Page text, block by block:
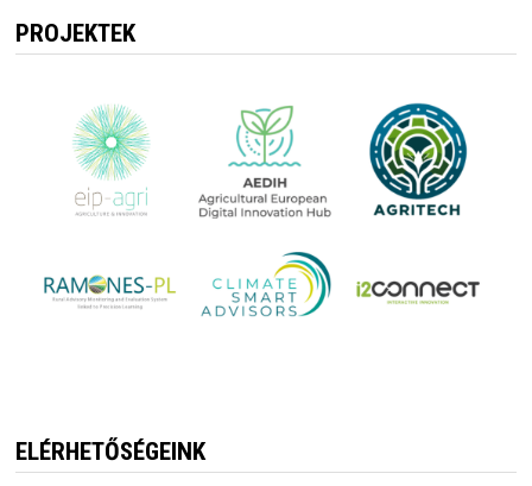
PROJEKTEK
ELÉRHETŐSÉGEINK